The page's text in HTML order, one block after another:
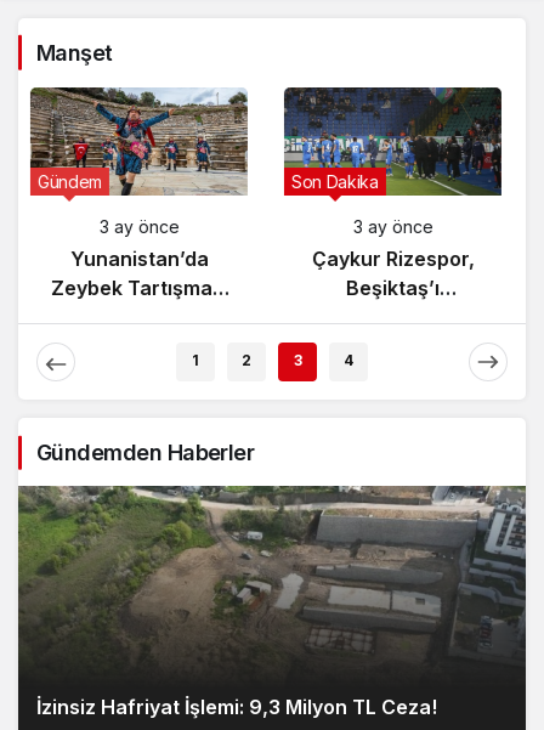
Manşet
Gündem
3 ay önce
Yunanistan’da
Zeybek Tartışması
Alevlendi!
Son Dakika
3 ay önce
Çaykur Rizespor,
Beşiktaş’ı
Ağırlıyor!
1 2 3 4
Gündemden Haberler
İzinsiz Hafriyat İşlemi: 9,3 Milyon TL Ceza!